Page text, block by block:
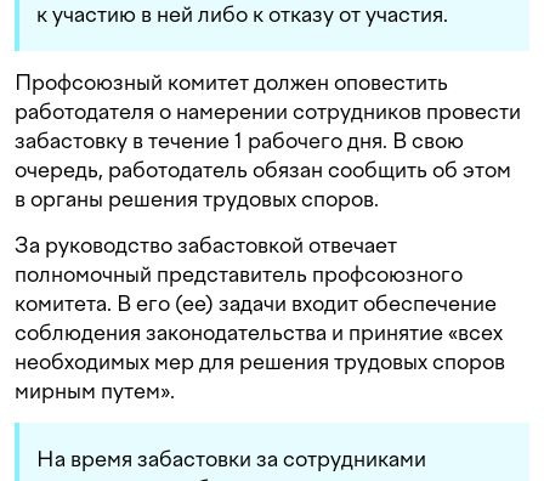
к участию в ней либо к отказу от участия.
Профсоюзный комитет должен оповестить
работодателя о намерении сотрудников провести
забастовку в течение 1 рабочего дня. В свою
очередь, работодатель обязан сообщить об этом
в органы решения трудовых споров.
За руководство забастовкой отвечает
полномочный представитель профсоюзного
комитета. В его (ее) задачи входит обеспечение
соблюдения законодательства и принятие «всех
необходимых мер для решения трудовых споров
мирным путем».
На время забастовки за сотрудниками